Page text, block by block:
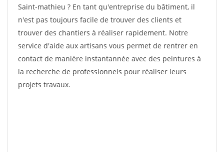
Saint-mathieu ? En tant qu'entreprise du bâtiment, il
n'est pas toujours facile de trouver des clients et
trouver des chantiers à réaliser rapidement. Notre
service d'aide aux artisans vous permet de rentrer en
contact de manière instantannée avec des peintures à
la recherche de professionnels pour réaliser leurs
projets travaux.